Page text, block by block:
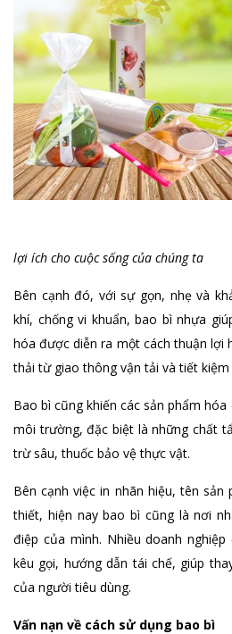
Bao bì nhựa
lợi ích cho cuộc sống của chúng ta
Bên cạnh đó, với sự gọn, nhẹ và
khí, chống vi khuẩn, bao bì nhựa
hóa được diễn ra một cách thuận lợi
thải từ giao thông vận tải và tiết kiệm
Bao bì cũng khiến các sản phẩm
môi trường, đặc biệt là những chất
trừ sâu, thuốc bảo vệ thực vật.
Bên cạnh việc in nhãn hiệu, tên
thiết, hiện nay bao bì cũng là nơi
điệp của mình. Nhiều doanh
kêu gọi, hướng dẫn tái chế, giúp
của người tiêu dùng.
Vấn nạn về cách sử dụng bao bì